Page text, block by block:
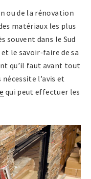
ou de la rénovation
matériaux les plus
souvent dans le Sud
le savoir-faire de sa
qu’il faut avant tout
l’avis et
qui peut effectuer les